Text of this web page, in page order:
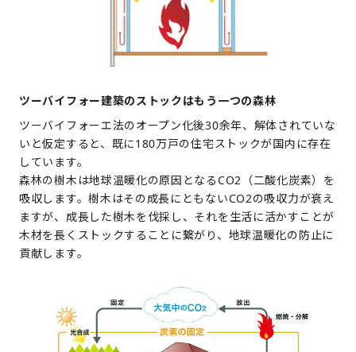
ツーバイフォー建築のストックはもう一つの森林
ツーバイフォーエ法のオープン化後30余年、解体されていな
いと仮定すると、既に180万戸の住宅ストックが国内に存在
しています。
森林の樹木は地球温暖化の原因となるCO2（二酸化炭素）を
吸収します。樹木はその成長にともないCO2の吸収力が衰え
ますが、成長した樹木を伐採し、それを生活に活かすことが
木材を長くストックすることに繋がり、地球温暖化の防止に
貢献します。